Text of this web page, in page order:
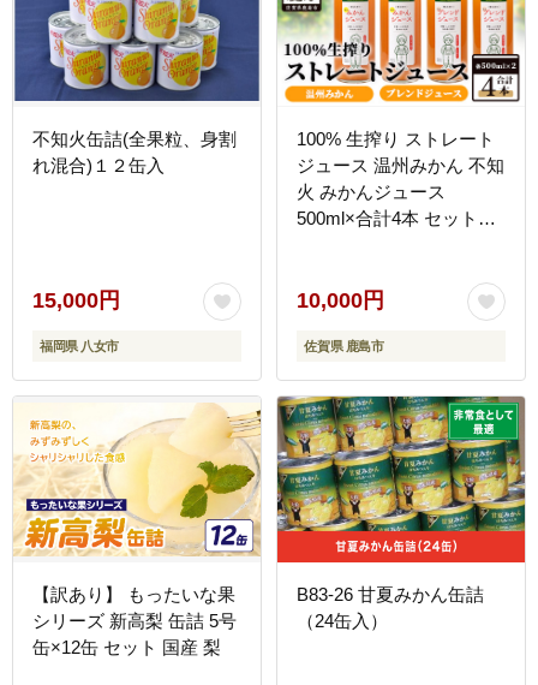
不知火缶詰(全果粒、身割
れ混合)１２缶入
15,000円
福岡県 八女市
100% 生搾り ストレート
ジュース 温州みかん 不知
火 みかんジュース
500ml×合計4本 セット（
ス 各2本 ） 佐賀県 鹿島
10,000円
佐賀県 鹿島市
【訳あり】 もったいな果
シリーズ 新高梨 缶詰 5号
缶×12缶 セット 国産 梨
B83-26 甘夏みかん缶詰
（24缶入）